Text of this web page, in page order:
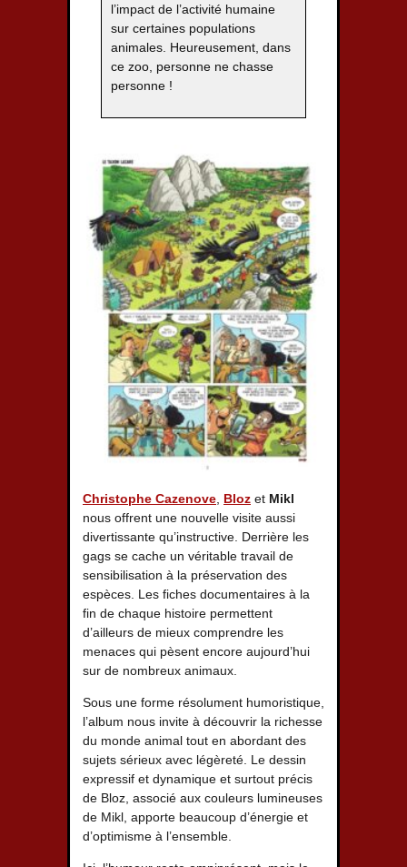
l’impact de l’activité humaine
sur certaines populations
animales. Heureusement, dans
ce zoo, personne ne chasse
personne !
Christophe Cazenove, Bloz et Mikl
nous offrent une nouvelle visite aussi
divertissante qu’instructive. Derrière les
gags se cache un véritable travail de
sensibilisation à la préservation des
espèces. Les fiches documentaires à la
fin de chaque histoire permettent
d’ailleurs de mieux comprendre les
menaces qui pèsent encore aujourd’hui
sur de nombreux animaux.
Sous une forme résolument humoristique,
l’album nous invite à découvrir la richesse
du monde animal tout en abordant des
sujets sérieux avec légèreté. Le dessin
expressif et dynamique et surtout précis
de Bloz, associé aux couleurs lumineuses
de Mikl, apporte beaucoup d’énergie et
d’optimisme à l’ensemble.